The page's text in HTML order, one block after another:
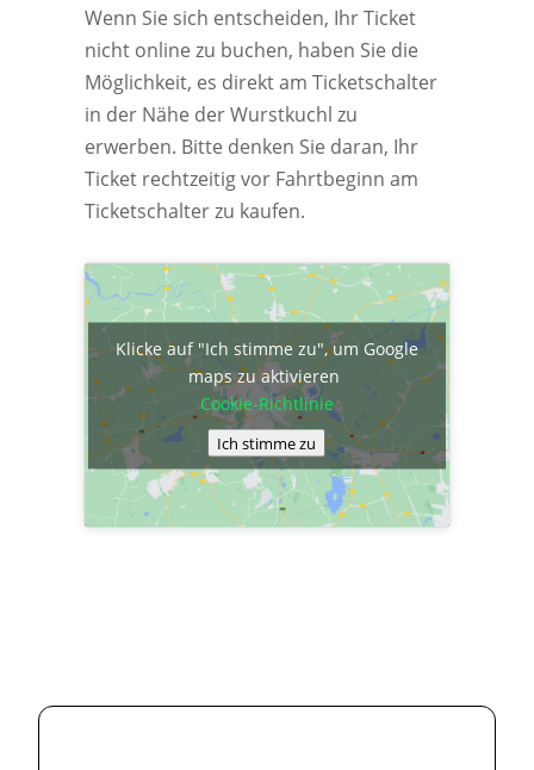
Wenn Sie sich entscheiden, Ihr Ticket
nicht online zu buchen, haben Sie die
Möglichkeit, es direkt am Ticketschalter
in der Nähe der Wurstkuchl zu
erwerben. Bitte denken Sie daran, Ihr
Ticket rechtzeitig vor Fahrtbeginn am
Ticketschalter zu kaufen.
Klicke auf "Ich stimme zu", um Google
maps zu aktivieren
Cookie-Richtlinie
Ich stimme zu